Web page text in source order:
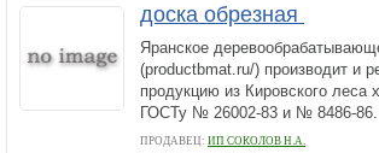
доска обрезная
Яранское
(productbmat.ru/) производит и
продукцию из Кировского леса
ГОСТу № 26002-83 и № 8486-
ПРОДАВЕЦ: ИП СОКОЛОВ Н.А.